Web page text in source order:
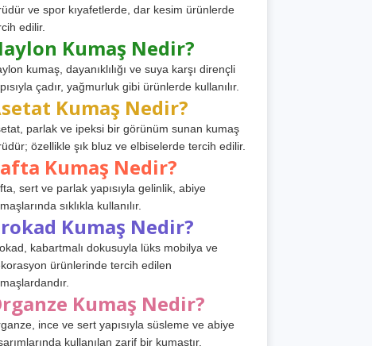
ve spor kıyafetlerde, dar kesim ürünlerde
edilir.
Kumaş Nedir?
kumaş, dayanıklılığı ve suya karşı dirençli
çadır, yağmurluk gibi ürünlerde kullanılır.
Kumaş Nedir?
parlak ve ipeksi bir görünüm sunan kumaş
özellikle şık bluz ve elbiselerde tercih edilir.
Kumaş Nedir?
sert ve parlak yapısıyla gelinlik, abiye
sıklıkla kullanılır.
Kumaş Nedir?
kabartmalı dokusuyla lüks mobilya ve
ürünlerinde tercih edilen
Kumaş Nedir?
ince ve sert yapısıyla süsleme ve abiye
kullanılan zarif bir kumaştır.